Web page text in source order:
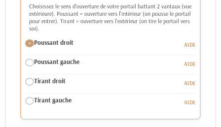
Choisissez le sens d'ouverture de votre portail battant 2 vantaux (vue
extérieure). Poussant = ouverture vers l'intérieur (on pousse le portail
pour entrer). Tirant = ouverture vers l'extérieur (on tire le portail vers
soi).
Poussant droit
Poussant gauche
Tirant droit
Tirant gauche